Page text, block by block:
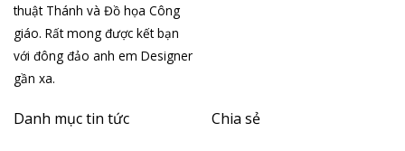
thuật Thánh và Đồ họa Công
giáo. Rất mong được kết bạn
với đông đảo anh em Designer
gần xa.
Danh mục tin tức Chia sẻ